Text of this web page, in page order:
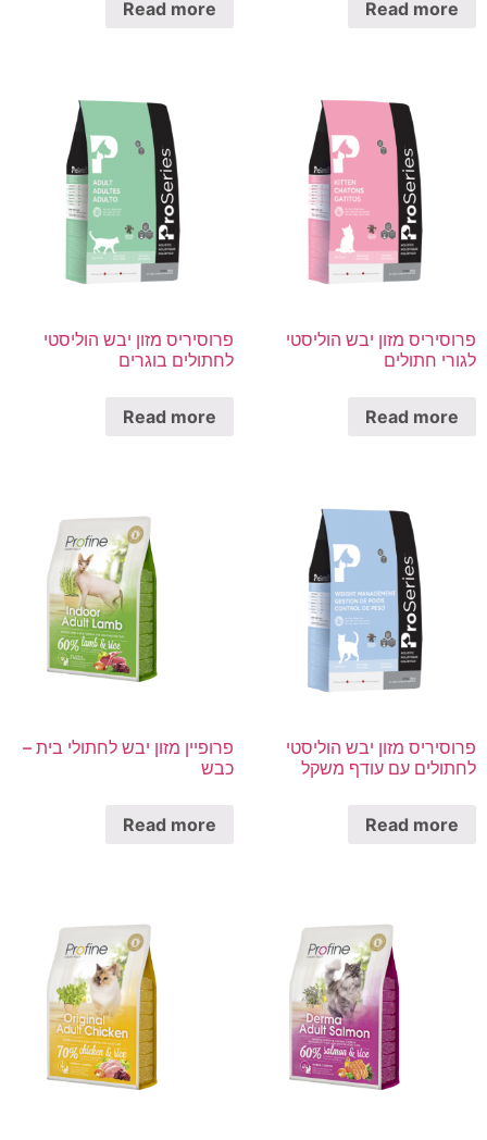
Read more
Read more
פרוסיריס מזון יבש הוליסטי
לגורי חתולים
Read more
פרוסיריס מזון יבש הוליסטי
לחתולים בוגרים
Read more
פרוסיריס מזון יבש הוליסטי
לחתולים עם עודף משקל
Read more
פרופיין מזון יבש לחתולי בית –
כבש
Read more